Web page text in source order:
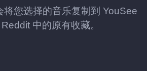
您选择的音乐复制到 YouSee
中的原有收藏。